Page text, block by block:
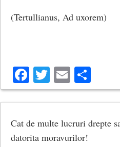
(Tertullianus, Ad uxorem)
Facebook
Twitter
Email
Cat de multe lucruri drepte
datorita moravurilor!